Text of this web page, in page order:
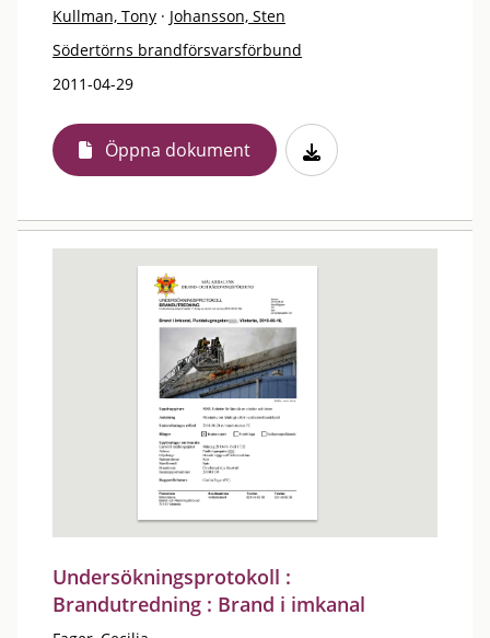
Kullman, Tony · Johansson, Sten
Södertörns brandförsvarsförbund
2011-04-29
Öppna dokument
Undersökningsprotokoll :
Brandutredning : Brand i imkanal